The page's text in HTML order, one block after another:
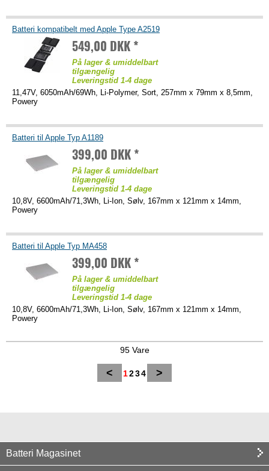
Batteri kompatibelt med Apple Type A2519
549,00 DKK *
På lager & umiddelbart
tilgængelig
Leveringstid 1-4 dage
11,47V, 6050mAh/69Wh, Li-Polymer, Sort, 257mm x 79mm x 8,5mm,
Powery
Batteri til Apple Typ A1189
399,00 DKK *
På lager & umiddelbart
tilgængelig
Leveringstid 1-4 dage
10,8V, 6600mAh/71,3Wh, Li-Ion, Sølv, 167mm x 121mm x 14mm,
Powery
Batteri til Apple Typ MA458
399,00 DKK *
På lager & umiddelbart
tilgængelig
Leveringstid 1-4 dage
10,8V, 6600mAh/71,3Wh, Li-Ion, Sølv, 167mm x 121mm x 14mm,
Powery
95 Vare
< 1234 >
Batteri Magasinet